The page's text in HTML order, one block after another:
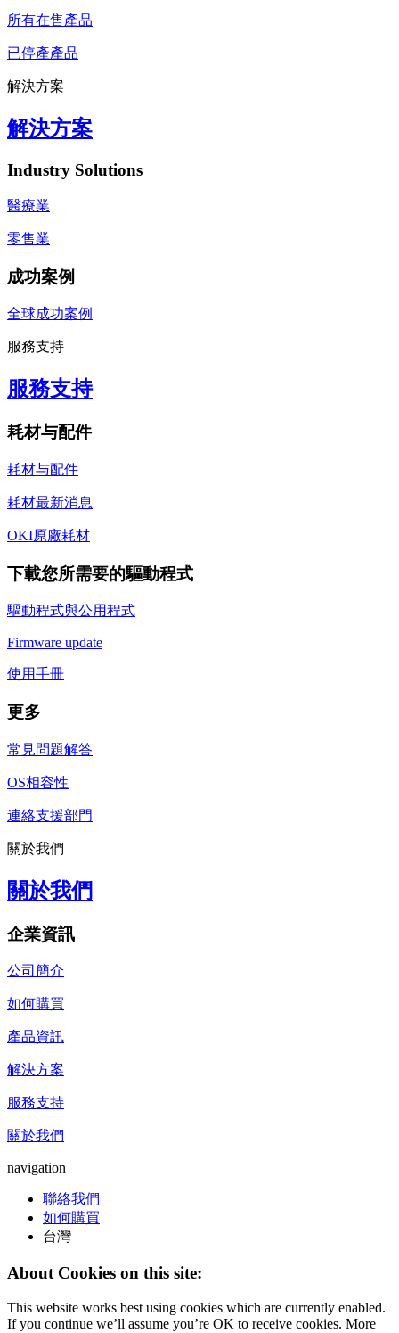
所有在售產品
已停產產品
解決方案
解決方案
Industry Solutions
醫療業
零售業
成功案例
全球成功案例
服務支持
服務支持
耗材与配件
耗材与配件
耗材最新消息
OKI原廠耗材
下載您所需要的驅動程式
驅動程式與公用程式
Firmware update
使用手冊
更多
常見問題解答
OS相容性
連絡支援部門
關於我們
關於我們
企業資訊
公司簡介
如何購買
產品資訊
解決方案
服務支持
關於我們
navigation
聯絡我們
如何購買
台灣
About Cookies on this site:
This website works best using cookies which are currently enabled.
If you continue we’ll assume you’re OK to receive cookies. More